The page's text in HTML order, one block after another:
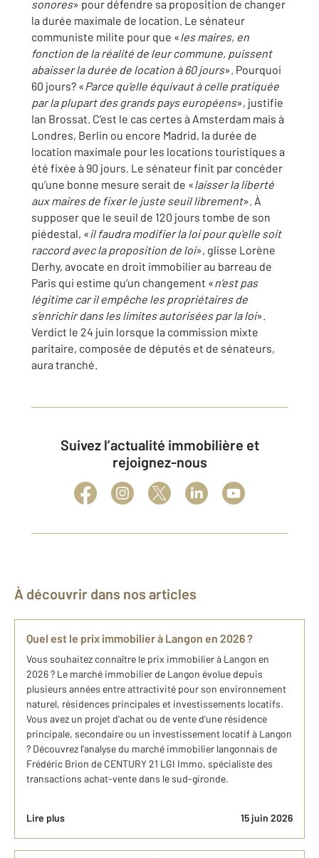
sonores» pour défendre sa proposition de changer
la durée maximale de location. Le sénateur
communiste milite pour que «les maires, en
fonction de la réalité de leur commune, puissent
abaisser la durée de location à 60 jours». Pourquoi
60 jours? «Parce qu’elle équivaut à celle pratiquée
par la plupart des grands pays européens», justifie
Ian Brossat. C’est le cas certes à Amsterdam mais à
Londres, Berlin ou encore Madrid, la durée de
location maximale pour les locations touristiques a
été fixée à 90 jours. Le sénateur finit par concéder
qu’une bonne mesure serait de «laisser la liberté
aux maires de fixer le juste seuil librement». À
supposer que le seuil de 120 jours tombe de son
piédestal, «il faudra modifier la loi pour qu’elle soit
raccord avec la proposition de loi», glisse Lorène
Derhy, avocate en droit immobilier au barreau de
Paris qui estime qu’un changement «n’est pas
légitime car il empêche les propriétaires de
s’enrichir dans les limites autorisées par la loi».
Verdict le 24 juin lorsque la commission mixte
paritaire, composée de députés et de sénateurs,
aura tranché.
Suivez l’actualité immobilière et
rejoignez-nous
À découvrir dans nos articles
Quel est le prix immobilier à Langon en 2026 ?
Vous souhaitez connaître le prix immobilier à Langon en
2026 ? Le marché immobilier de Langon évolue depuis
plusieurs années entre attractivité pour son environnement
naturel, résidences principales et investissements locatifs.
Vous avez un projet d'achat ou de vente d'une résidence
principale, secondaire ou un investissement locatif à​ Langon
? Découvrez l’analyse du marché ​immobilier langonnais de
Frédéric Brion de CENTURY 21 LGI Immo, spécialiste des
transactions achat-vente dans le sud-gironde.
Lire plus 15 juin 2026